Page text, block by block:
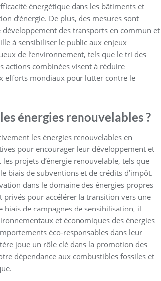
énergétique dans les bâtiments et
d’énergie. De plus, des mesures sont
des transports en commun et
à sensibiliser le public aux enjeux
de l’environnement, tels que le tri des
actions combinées visent à réduire
efforts mondiaux pour lutter contre le
énergies renouvelables ?
les énergies renouvelables en
pour encourager leur développement et
projets d’énergie renouvelable, tels que
biais de subventions et de crédits d’impôt.
dans le domaine des énergies propres
pour accélérer la transition vers une
biais de campagnes de sensibilisation, il
et économiques des énergies
éco-responsables dans leur
joue un rôle clé dans la promotion des
dépendance aux combustibles fossiles et